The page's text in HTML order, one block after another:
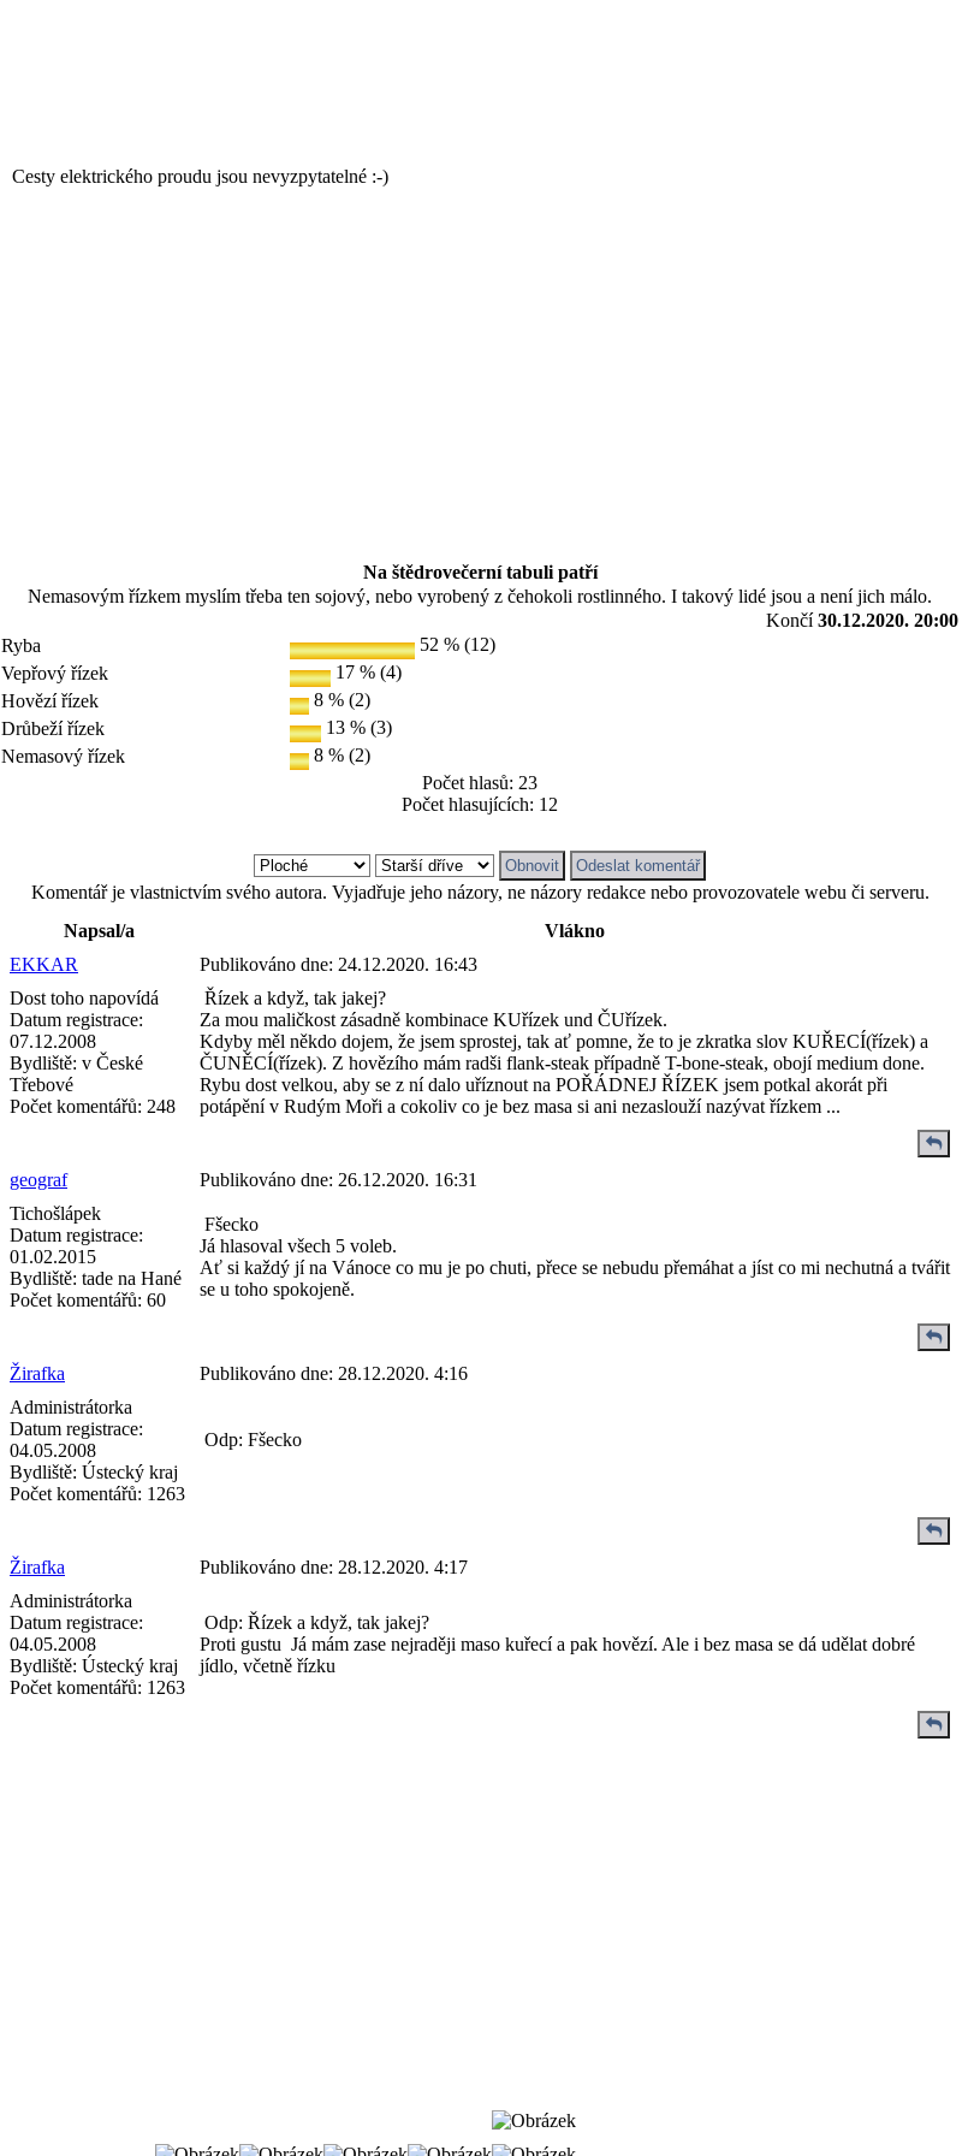
Cesty elektrického proudu jsou nevyzpytatelné :-)
Na štědrovečerní tabuli patří
Nemasovým řízkem myslím třeba ten sojový, nebo vyrobený z čehokoli rostlinného. I takový lidé jsou a není jich málo.
Končí30.12.2020. 20:00
Ryba
52 % (12)
Vepřový řízek
17 % (4)
Hovězí řízek
8 % (2)
Drůbeží řízek
13 % (3)
Nemasový řízek
8 % (2)
Počet hlasů: 23
Počet hlasujících: 12
Komentář je vlastnictvím svého autora. Vyjadřuje jeho názory, ne názory redakce nebo provozovatele webu či serveru.
Napsal/a
Vlákno
EKKAR
Publikováno dne: 24.12.2020. 16:43
Dost toho napovídá
Datum registrace:
07.12.2008
Bydliště: v České
Třebové
Počet komentářů: 248
Řízek a když, tak jakej?
Za mou maličkost zásadně kombinace KUřízek und ČUřízek.
Kdyby měl někdo dojem, že jsem sprostej, tak ať pomne, že to je zkratka slov KUŘECÍ(řízek) a
ČUNĚCÍ(řízek). Z hovězího mám radši flank-steak případně T-bone-steak, obojí medium done.
Rybu dost velkou, aby se z ní dalo uříznout na POŘÁDNEJ ŘÍZEK jsem potkal akorát při
potápění v Rudým Moři a cokoliv co je bez masa si ani nezaslouží nazývat řízkem ...
geograf Publikováno dne: 26.12.2020. 16:31
Tichošlápek
Datum registrace:
01.02.2015
Bydliště: tade na Hané
Počet komentářů: 60
Fšecko
Já hlasoval všech 5 voleb.
Ať si každý jí na Vánoce co mu je po chuti, přece se nebudu přemáhat a jíst co mi nechutná a tvářit
se u toho spokojeně.
Žirafka Publikováno dne: 28.12.2020. 4:16
Administrátorka
Datum registrace:
04.05.2008
Bydliště: Ústecký kraj
Počet komentářů: 1263
Odp: Fšecko
Žirafka Publikováno dne: 28.12.2020. 4:17
Administrátorka
Datum registrace:
04.05.2008
Bydliště: Ústecký kraj
Počet komentářů: 1263
Odp: Řízek a když, tak jakej?
Proti gustu Já mám zase nejraději maso kuřecí a pak hovězí. Ale i bez masa se dá udělat dobré
jídlo, včetně řízku